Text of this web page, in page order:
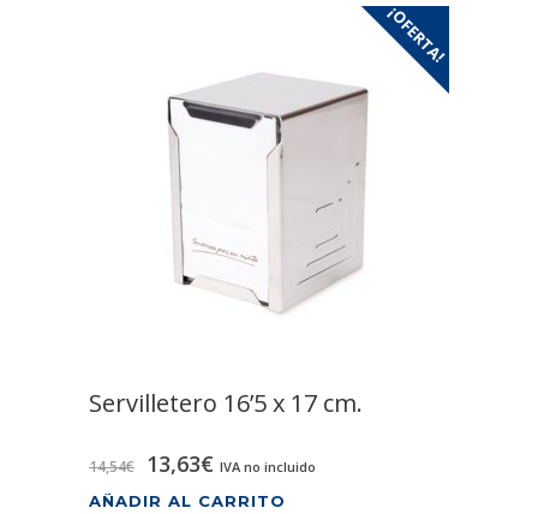
¡OFERTA!
Servilletero 16’5 x 17 cm.
14,54€
El
precio
13,63€El
precio
IVA no incluido
AÑADIR AL CARRITO